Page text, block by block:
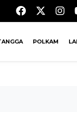
POLKAM